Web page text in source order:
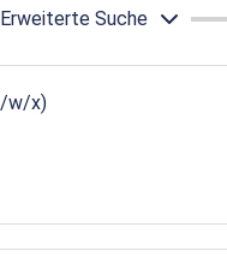
Erweiterte Suche
w/x)